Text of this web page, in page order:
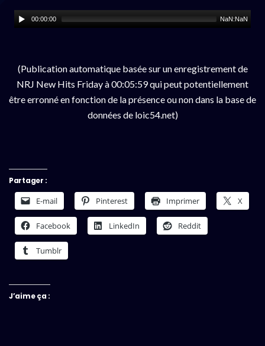
00:00:00 NaN:NaN
(Publication automatique basée sur un enregistrement de
NRJ New Hits Friday à 00:05:59 qui peut potentiellement
être erronné en fonction de la présence ou non dans la base de
données de loic54.net)
Partager :
E-mail Pinterest Imprimer X
Facebook LinkedIn Reddit
Tumblr
J’aime ça :